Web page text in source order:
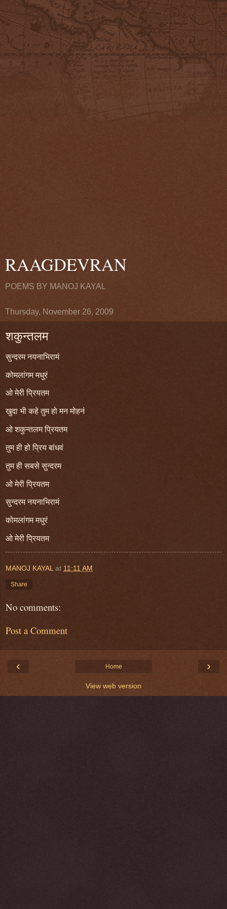
RAAGDEVRAN
POEMS BY MANOJ KAYAL
Thursday, November 26, 2009
शकुन्तलम
सुन्दरम नयनाभिरामं
कोमलांगम मधुरं
ओ मेरी प्रियतम
खुदा भी कहे तुम हो मन मोहनं
ओ शकुन्तलम प्रियतम
तुम ही हो प्रिय बांधवं
तुम ही सबसे सुन्दरम
ओ मेरी प्रियतम
सुन्दरम नयनाभिरामं
कोमलांगम मधुरं
ओ मेरी प्रियतम
MANOJ KAYAL at 11:11 AM
Share
No comments:
Post a Comment
‹ ›
Home
View web version